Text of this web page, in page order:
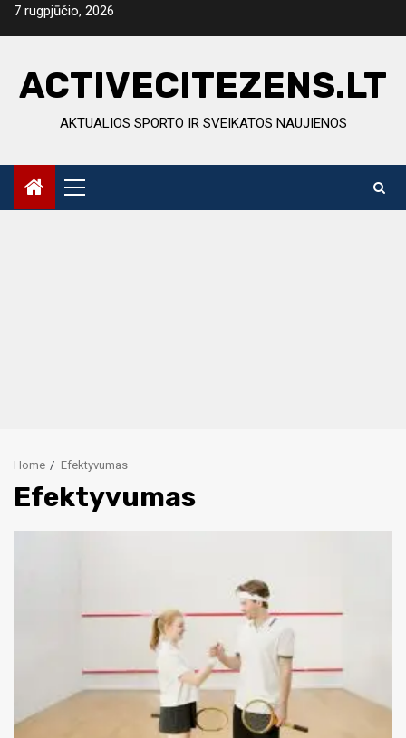
Skip7 rugpjūčio, 2026
ACTIVECITEZENS.LT
AKTUALIOS SPORTO IR SVEIKATOS NAUJIENOS
Primary
Menu
Home Efektyvumas
Efektyvumas